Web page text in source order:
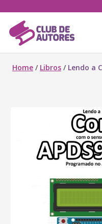
Home / Libros / Lendo a